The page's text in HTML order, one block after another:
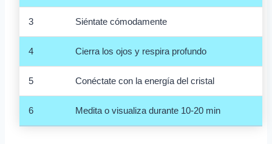
3 Siéntate cómodamente
4 Cierra los ojos y respira profundo
5 Conéctate con la energía del cristal
6 Medita o visualiza durante 10-20 min